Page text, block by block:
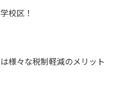
校区！
様々な税制軽減のメリット